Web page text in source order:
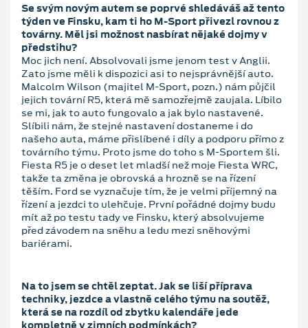
Se svým novým autem se poprvé shledáváš až tento
týden ve Finsku, kam ti ho M-Sport přivezl rovnou z
továrny. Měl jsi možnost nasbírat nějaké dojmy v
předstihu?
Moc jich není. Absolvovali jsme jenom test v Anglii.
Zato jsme měli k dispozici asi to nejsprávnější auto.
Malcolm Wilson (majitel M-Sport, pozn.) nám půjčil
jejich tovární R5, která mě samozřejmě zaujala. Líbilo
se mi, jak to auto fungovalo a jak bylo nastavené.
Slíbili nám, že stejné nastavení dostaneme i do
našeho auta, máme přislíbené i díly a podporu přímo z
továrního týmu. Proto jsme do toho s M-Sportem šli.
Fiesta R5 je o deset let mladší než moje Fiesta WRC,
takže ta změna je obrovská a hrozně se na řízení
těším. Ford se vyznačuje tím, že je velmi příjemný na
řízení a jezdci to ulehčuje. První pořádné dojmy budu
mít až po testu tady ve Finsku, který absolvujeme
před závodem na sněhu a ledu mezi sněhovými
bariérami.
Na to jsem se chtěl zeptat. Jak se liší příprava
techniky, jezdce a vlastně celého týmu na soutěž,
která se na rozdíl od zbytku kalendáře jede
kompletně v zimních podmínkách?